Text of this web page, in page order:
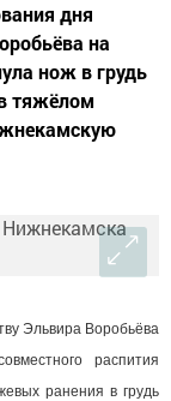
дня
на
нож в грудь
тяжёлом
Эльвира Воробьёва
распития
ранения в грудь